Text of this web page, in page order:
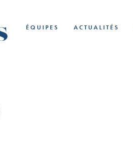
ÉQUIPES ACTUALITÉS